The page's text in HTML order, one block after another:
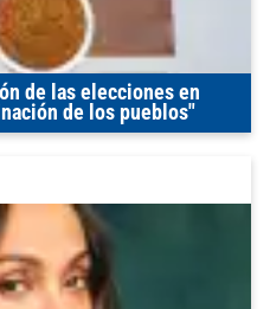
de las elecciones en
de los pueblos"